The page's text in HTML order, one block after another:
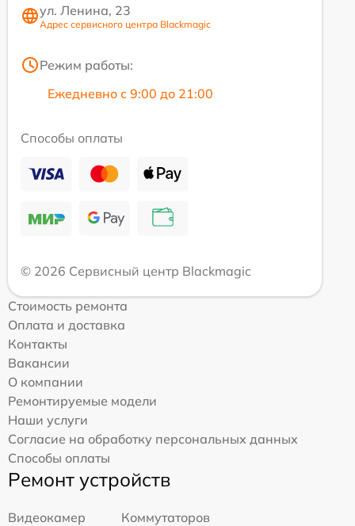
ул. Ленина, 23
Адрес сервисного центра Blackmagic
Режим работы:
Ежедневно с 9:00 до 21:00
Способы оплаты
© 2026 Сервисный центр Blackmagic
Стоимость ремонта
Оплата и доставка
Контакты
Вакансии
О компании
Ремонтируемые модели
Наши услуги
Согласие на обработку персональных данных
Способы оплаты
Ремонт устройств
Видеокамер
Коммутаторов